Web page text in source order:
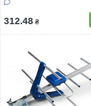
312.48 ₴